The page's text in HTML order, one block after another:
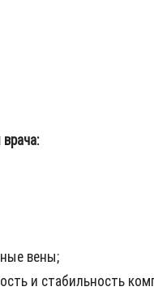
вены;
и стабильность